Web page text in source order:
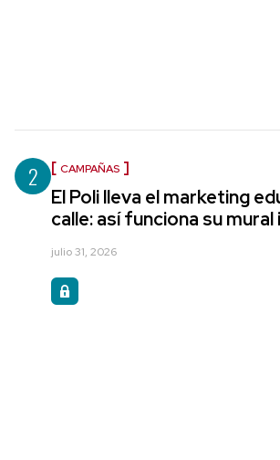
2 CAMPAÑAS
El Poli lleva el marketing
calle: así funciona su
julio 31, 2026